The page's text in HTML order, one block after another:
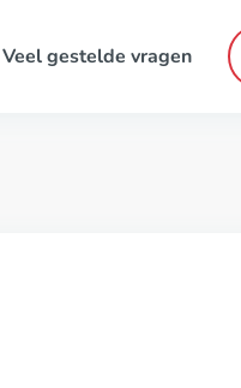
Veel gestelde vragen